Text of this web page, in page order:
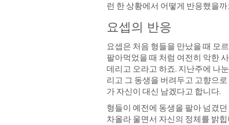
런 한 상황에서 어떻게 반응했을까
요셉의 반응
요셉은 처음 형들을 만났을 때 모
팔아먹었을 때 처럼 여전히 악한
데리고 오라고 하죠. 지난주에 나
리고 그 동생을 버려두고 고향으
가 자신이 대신 남겠다고 합니다.
형들이 예전에 동생을 팔아 넘겼
차올라 울면서 자신의 정체를 밝힙